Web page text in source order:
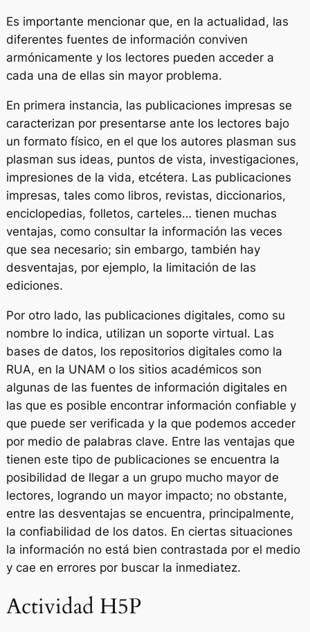
Es importante mencionar que, en la actualidad, las
diferentes fuentes de información conviven
armónicamente y los lectores pueden acceder a
cada una de ellas sin mayor problema.
En primera instancia, las publicaciones impresas se
caracterizan por presentarse ante los lectores bajo
un formato físico, en el que los autores plasman sus
plasman sus ideas, puntos de vista, investigaciones,
impresiones de la vida, etcétera. Las publicaciones
impresas, tales como libros, revistas, diccionarios,
enciclopedias, folletos, carteles… tienen muchas
ventajas, como consultar la información las veces
que sea necesario; sin embargo, también hay
desventajas, por ejemplo, la limitación de las
ediciones.
Por otro lado, las publicaciones digitales, como su
nombre lo indica, utilizan un soporte virtual. Las
bases de datos, los repositorios digitales como la
RUA, en la UNAM o los sitios académicos son
algunas de las fuentes de información digitales en
las que es posible encontrar información confiable y
que puede ser verificada y la que podemos acceder
por medio de palabras clave. Entre las ventajas que
tienen este tipo de publicaciones se encuentra la
posibilidad de llegar a un grupo mucho mayor de
lectores, logrando un mayor impacto; no obstante,
entre las desventajas se encuentra, principalmente,
la confiabilidad de los datos. En ciertas situaciones
la información no está bien contrastada por el medio
y cae en errores por buscar la inmediatez.
Actividad H5P